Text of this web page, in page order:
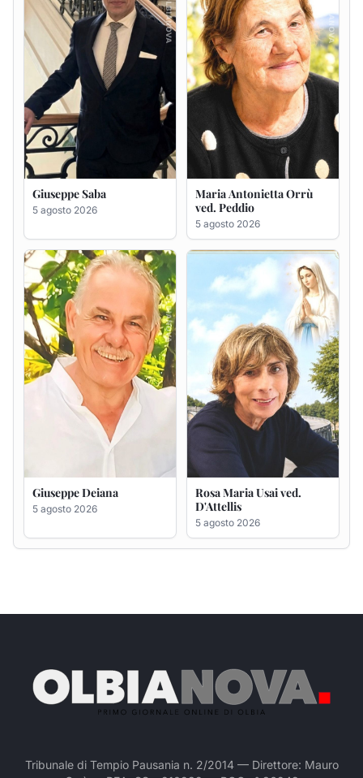
Giuseppe Deiana
5 agosto 2026
Rosa Maria Usai ved.
D'Attellis
5 agosto 2026
Tribunale di Tempio Pausania n. 2/2014 — Direttore: Mauro